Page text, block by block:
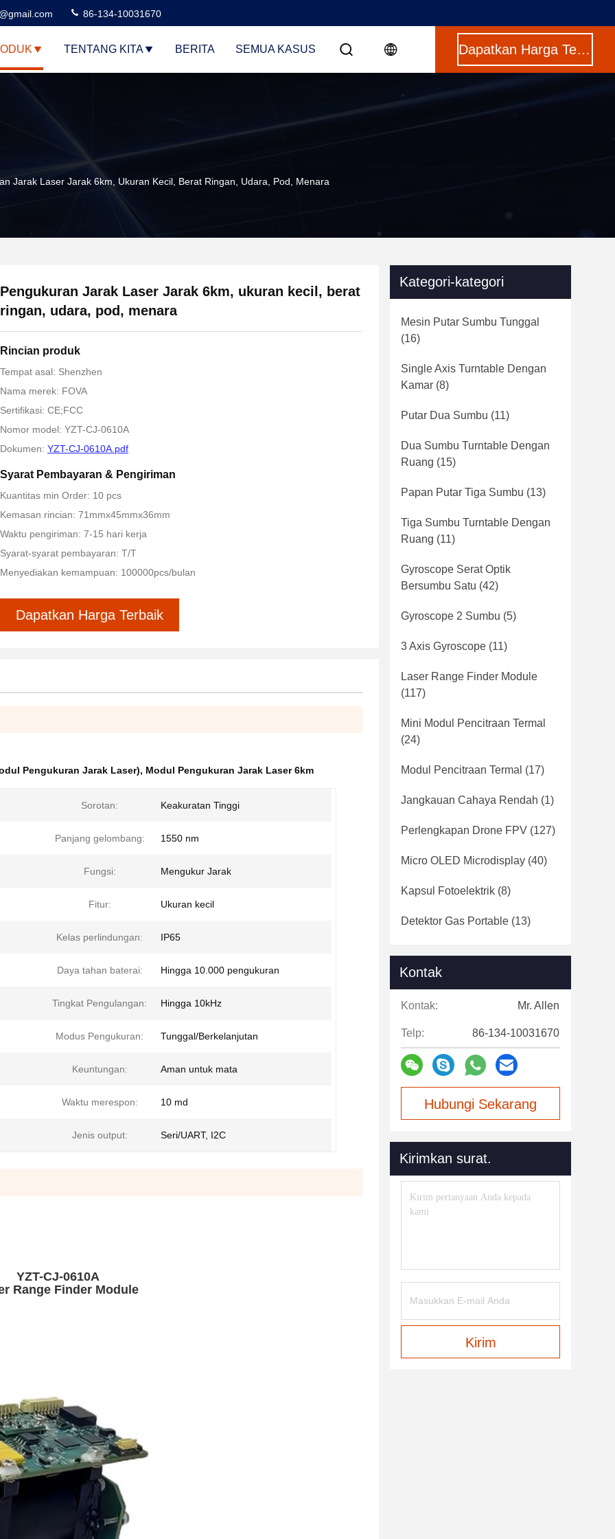
86-134-10031670
TENTANG KITA BERITA SEMUA KASUS Dapatkan Harga Terbaik
Jarak Laser Jarak 6km, Ukuran Kecil, Berat Ringan, Udara, Pod, Menara
Pengukuran Jarak Laser Jarak 6km, ukuran kecil, berat
ringan, udara, pod, menara
Rincian produk
Tempat asal: Shenzhen
Nama merek: FOVA
Sertifikasi: CE;FCC
Nomor model: YZT-CJ-0610A
Dokumen: YZT-CJ-0610A.pdf
Syarat Pembayaran & Pengiriman
Kuantitas min Order: 10 pcs
Kemasan rincian: 71mmx45mmx36mm
Waktu pengiriman: 7-15 hari kerja
Syarat-syarat pembayaran: T/T
Menyediakan kemampuan: 100000pcs/bulan
Dapatkan Harga Terbaik
Pengukuran Jarak Laser), Modul Pengukuran Jarak Laser 6km
Sorotan: Keakuratan Tinggi
Panjang gelombang: 1550 nm
Fungsi: Mengukur Jarak
Fitur: Ukuran kecil
Kelas perlindungan: IP65
Daya tahan baterai: Hingga 10.000 pengukuran
Tingkat Pengulangan: Hingga 10kHz
Modus Pengukuran: Tunggal/Berkelanjutan
Keuntungan: Aman untuk mata
Waktu merespon: 10 md
Jenis output: Seri/UART, I2C
YZT-CJ-0610A
Range Finder Module
Kategori-kategori
Mesin Putar Sumbu Tunggal
(16)
Single Axis Turntable Dengan
Kamar (8)
Putar Dua Sumbu (11)
Dua Sumbu Turntable Dengan
Ruang (15)
Papan Putar Tiga Sumbu (13)
Tiga Sumbu Turntable Dengan
Ruang (11)
Gyroscope Serat Optik
Bersumbu Satu (42)
Gyroscope 2 Sumbu (5)
3 Axis Gyroscope (11)
Laser Range Finder Module
(117)
Mini Modul Pencitraan Termal
(24)
Modul Pencitraan Termal (17)
Jangkauan Cahaya Rendah (1)
Perlengkapan Drone FPV (127)
Micro OLED Microdisplay (40)
Kapsul Fotoelektrik (8)
Detektor Gas Portable (13)
Kontak
Kontak: Mr. Allen
Telp: 86-134-10031670
Hubungi Sekarang
Kirimkan surat.
Kirim